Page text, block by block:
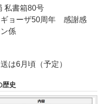
私書箱80号
ギョーザ50周年 感謝感
係
は6月頃（予定）
歴史